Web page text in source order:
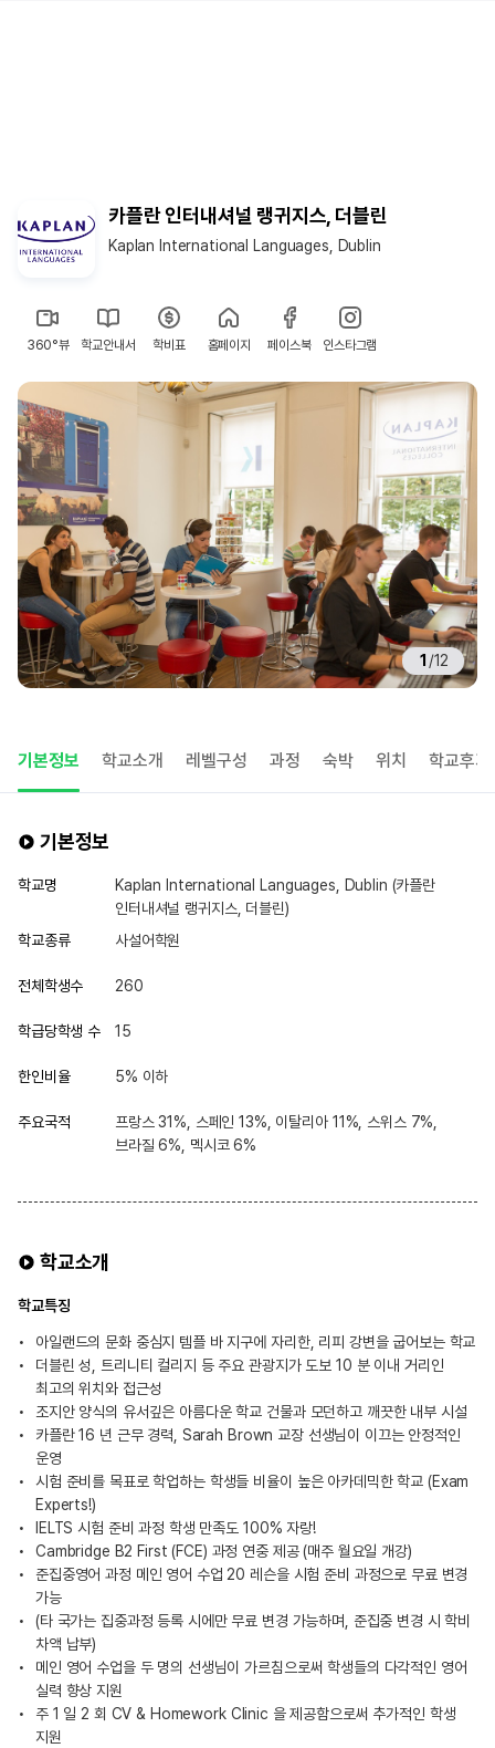
카플란 인터내셔널 랭귀지스, 더블린
Kaplan International Languages, Dublin
360°뷰 학교안내서 학비표 홈페이지 페이스북 인스타그램
1 /12
기본정보 학교소개 레벨구성 과정 숙박 위치 학교후기
기본정보
학교명
Kaplan International Languages, Dublin (카플란
인터내셔널 랭귀지스, 더블린)
학교종류
사설어학원
전체학생수 260
학급당학생 수 15
한인비율 5% 이하
주요국적
프랑스 31%, 스페인 13%, 이탈리아 11%, 스위스 7%,
브라질 6%, 멕시코 6%
학교소개
학교특징
아일랜드의 문화 중심지 템플 바 지구에 자리한, 리피 강변을 굽어보는 학교
더블린 성, 트리니티 컬리지 등 주요 관광지가 도보 10 분 이내 거리인
최고의 위치와 접근성
조지안 양식의 유서깊은 아름다운 학교 건물과 모던하고 깨끗한 내부 시설
카플란 16 년 근무 경력, Sarah Brown 교장 선생님이 이끄는 안정적인
운영
시험 준비를 목표로 학업하는 학생들 비율이 높은 아카데믹한 학교 (Exam
Experts!)
IELTS 시험 준비 과정 학생 만족도 100% 자랑!
Cambridge B2 First (FCE) 과정 연중 제공 (매주 월요일 개강)
준집중영어 과정 메인 영어 수업 20 레슨을 시험 준비 과정으로 무료 변경
가능
(타 국가는 집중과정 등록 시에만 무료 변경 가능하며, 준집중 변경 시 학비
차액 납부)
메인 영어 수업을 두 명의 선생님이 가르침으로써 학생들의 다각적인 영어
실력 향상 지원
주 1 일 2 회 CV & Homework Clinic 을 제공함으로써 추가적인 학생
지원